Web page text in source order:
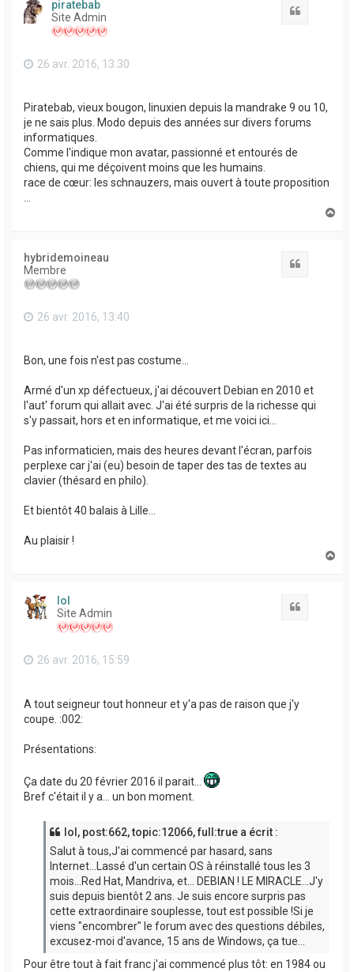
piratebab
Site Admin
26 avr. 2016, 13:30
Piratebab, vieux bougon, linuxien depuis la mandrake 9 ou 10,
je ne sais plus. Modo depuis des années sur divers forums
informatiques.
Comme l'indique mon avatar, passionné et entourés de
chiens, qui me déçoivent moins que les humains.
race de cœur: les schnauzers, mais ouvert à toute proposition
...
hybridemoineau
Membre
26 avr. 2016, 13:40
Bon, une fois n'est pas costume...
Armé d'un xp défectueux, j'ai découvert Debian en 2010 et
l'aut' forum qui allait avec. J'ai été surpris de la richesse qui
s'y passait, hors et en informatique, et me voici ici...
Pas informaticien, mais des heures devant l'écran, parfois
perplexe car j'ai (eu) besoin de taper des tas de textes au
clavier (thésard en philo).
Et bientôt 40 balais à Lille...
Au plaisir !
lol
Site Admin
26 avr. 2016, 15:59
A tout seigneur tout honneur et y'a pas de raison que j'y
coupe. :002:
Présentations:
Ça date du 20 février 2016 il parait...
Bref c'était il y a... un bon moment.
lol, post:662, topic:12066, full:true a écrit :
Salut à tous,J'ai commencé par hasard, sans
Internet...Lassé d'un certain OS à réinstallé tous les 3
mois...Red Hat, Mandriva, et... DEBIAN ! LE MIRACLE...J'y
suis depuis bientôt 2 ans. Je suis encore surpris pas
cette extraordinaire souplesse, tout est possible !Si je
viens "encombrer" le forum avec des questions débiles,
excusez-moi d'avance, 15 ans de Windows, ça tue...
Pour être tout à fait franc j'ai commencé plus tôt: en 1984 ou